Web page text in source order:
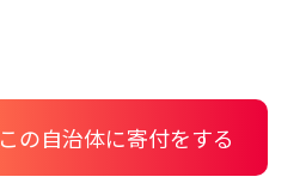
この自治体に寄付をする